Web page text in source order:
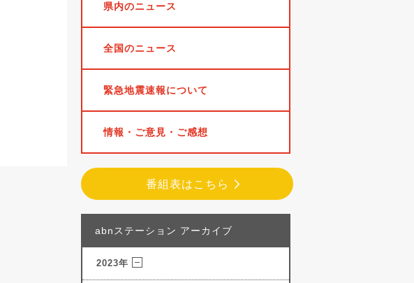
県内のニュース
全国のニュース
緊急地震速報について
情報・ご意見・ご感想
番組表はこちら
abnステーション アーカイブ
2023年